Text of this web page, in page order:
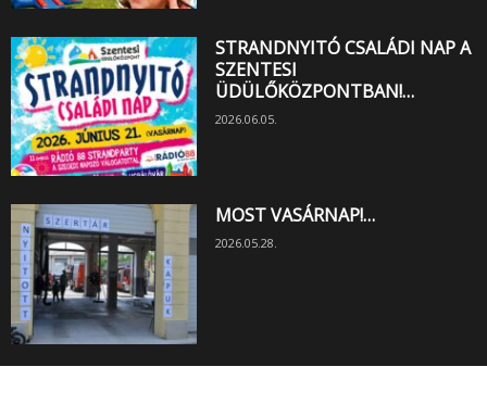
STRANDNYITÓ CSALÁDI NAP A
SZENTESI
ÜDÜLŐKÖZPONTBAN!…
2026.06.05.
MOST VASÁRNAP!…
2026.05.28.